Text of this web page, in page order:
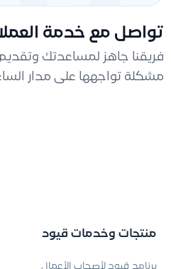
تواصل مع خدمة
فريقنا جاهز لمساعدتك
مشكلة تواجهها على مدار
منتجات وخدمات قيود
برنامج قيود لأصحاب الأعمال